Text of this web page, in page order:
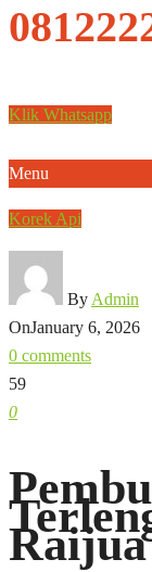
Klik Whatsapp
Menu
Korek Api
By Admin
OnJanuary 6, 2026
0 comments
59
0
Raijua